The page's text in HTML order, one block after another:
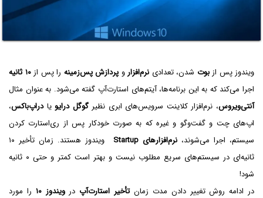
ویندوز پس ازبوت شدن، تعدادی نرم‌افزار و پردازش پس‌زمینه را پس از۱۰ ثانیه
اجرا می‌کند که به این برنامه‌ها، آیتم‌های استارت‌آپ گفته می‌شود. به عنوان مثال
آنتی‌ویروس، نرم‌افزار کلاینت سرویس‌های ابری نظیرگوگل درایو یادراپ‌باکس،
اپ‌های چت و گفت‌وگو و غیره که به صورت خودکار پس از ری‌استارت کردن
سیستم، اجرا می‌شوند،نرم‌افزارهای Startup
ویندوز هستند. زمان تأخیر ۱۰
ثانیه‌ای در سیستم‌های سریع مطلوب نیست و بهتر است کمتر و حتی ۰ ثانیه
شود!
در ادامه روش تغییر دادن مدت زمانتأخیر استارت‌آپ درویندوز ۱۰
را مورد